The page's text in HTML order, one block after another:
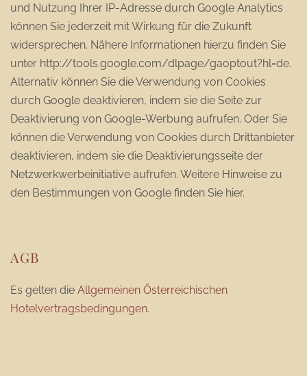
und Nutzung Ihrer IP-Adresse durch Google Analytics
können Sie jederzeit mit Wirkung für die Zukunft
widersprechen. Nähere Informationen hierzu finden Sie
unter http://tools.google.com/dlpage/gaoptout?hl=de.
Alternativ können Sie die Verwendung von Cookies
durch Google deaktivieren, indem sie die Seite zur
Deaktivierung von Google-Werbung aufrufen. Oder Sie
können die Verwendung von Cookies durch Drittanbieter
deaktivieren, indem sie die Deaktivierungsseite der
Netzwerkwerbeinitiative aufrufen. Weitere Hinweise zu
den Bestimmungen von Google finden Sie hier.
AGB
Es gelten die Allgemeinen Österreichischen
Hotelvertragsbedingungen.